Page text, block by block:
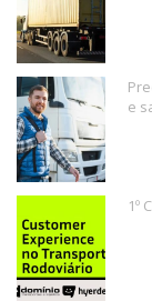
e
1º